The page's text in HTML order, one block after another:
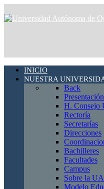
INICIO
NUESTRA
Back
Presentación
H. Consejo
Rectoría
Secretarías
Direcciones
Bachilleres
Facultades
Campus
Sobre la
Modelo